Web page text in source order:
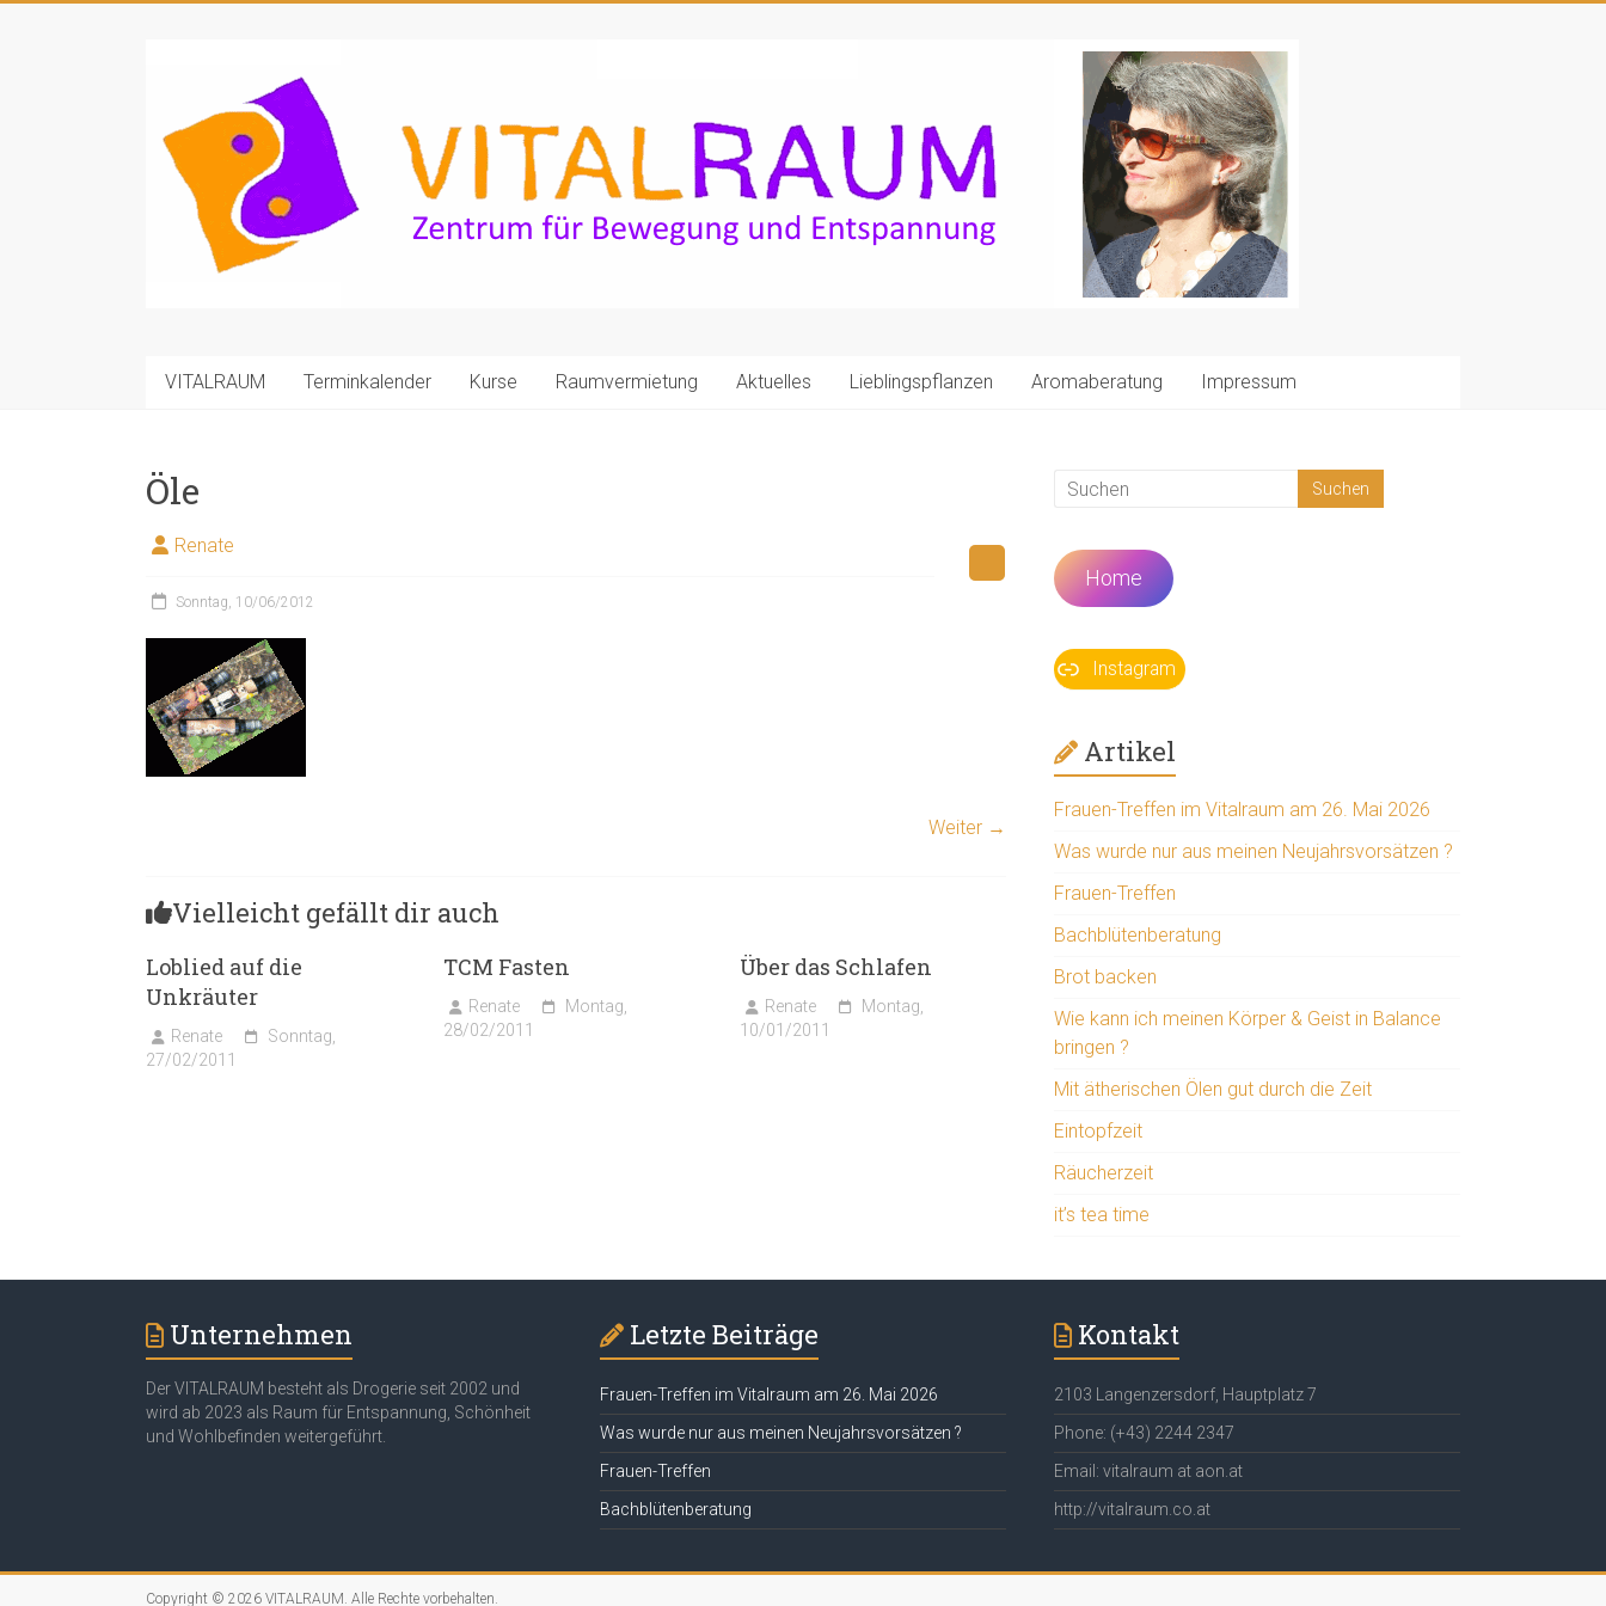
VITALRAUM
Zentrum
für
Bewegung
Entspannung
VITALRAUM Terminkalender Kurse Raumvermietung Aktuelles Lieblingspflanzen Aromaberatung Impressum
Öle
Renate
Sonntag, 10/06/2012
Weiter →
Vielleicht gefällt dir auch
Loblied auf die
Unkräuter
Renate
Sonntag,
27/02/2011
TCM Fasten
Renate
Montag,
28/02/2011
Über das Schlafen
Renate
Montag,
10/01/2011
Home
Instagram
Artikel
Frauen-Treffen im Vitalraum am 26. Mai 2026
Was wurde nur aus meinen Neujahrsvorsätzen ?
Frauen-Treffen
Bachblütenberatung
Brot backen
Wie kann ich meinen Körper & Geist in Balance
bringen ?
Mit ätherischen Ölen gut durch die Zeit
Eintopfzeit
Räucherzeit
it’s tea time
Unternehmen
Der VITALRAUM besteht als Drogerie seit 2002 und
wird ab 2023 als Raum für Entspannung, Schönheit
und Wohlbefinden weitergeführt.
Letzte Beiträge
Frauen-Treffen im Vitalraum am 26. Mai 2026
Was wurde nur aus meinen Neujahrsvorsätzen ?
Frauen-Treffen
Bachblütenberatung
Kontakt
2103 Langenzersdorf, Hauptplatz 7
Phone: (+43) 2244 2347
Email: vitalraum at aon.at
http://vitalraum.co.at
Copyright © 2026 VITALRAUM. Alle Rechte vorbehalten.